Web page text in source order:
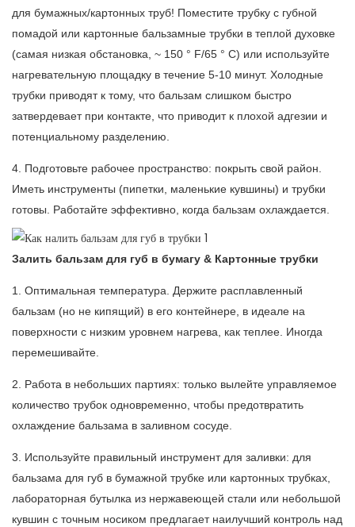
для бумажных/картонных труб! Поместите трубку с губной
помадой или картонные бальзамные трубки в теплой духовке
(самая низкая обстановка, ~ 150 ° F/65 ° C) или используйте
нагревательную площадку в течение 5-10 минут. Холодные
трубки приводят к тому, что бальзам слишком быстро
затвердевает при контакте, что приводит к плохой адгезии и
потенциальному разделению.
4. Подготовьте рабочее пространство: покрыть свой район.
Иметь инструменты (пипетки, маленькие кувшины) и трубки
готовы. Работайте эффективно, когда бальзам охлаждается.
Залить бальзам для губ в бумагу & Картонные трубки
1. Оптимальная температура. Держите расплавленный
бальзам (но не кипящий) в его контейнере, в идеале на
поверхности с низким уровнем нагрева, как теплее. Иногда
перемешивайте.
2. Работа в небольших партиях: только вылейте управляемое
количество трубок одновременно, чтобы предотвратить
охлаждение бальзама в заливном сосуде.
3. Используйте правильный инструмент для заливки: для
бальзама для губ в бумажной трубке или картонных трубках,
лабораторная бутылка из нержавеющей стали или небольшой
кувшин с точным носиком предлагает наилучший контроль над